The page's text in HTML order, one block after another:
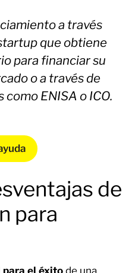
a través
que obtiene
para financiar su
o a través de
ENISA o ICO.
de
para